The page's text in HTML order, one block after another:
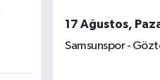
17 Ağustos,
Samsunspor -